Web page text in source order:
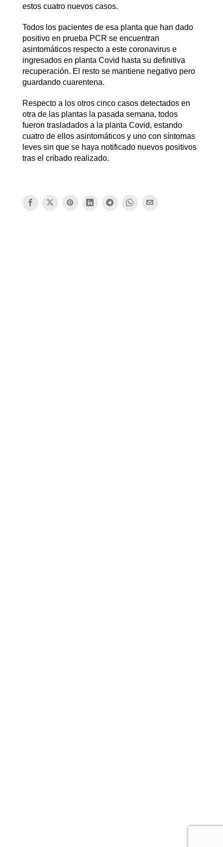
estos cuatro nuevos casos.
Todos los pacientes de esa planta que han dado
positivo en prueba PCR se encuentran
asintomáticos respecto a este coronavirus e
ingresados en planta Covid hasta su definitiva
recuperación. El resto se mantiene negativo pero
guardando cuarentena.
Respecto a los otros cinco casos detectados en
otra de las plantas la pasada semana, todos
fueron trasladados a la planta Covid, estando
cuatro de ellos asintomáticos y uno con síntomas
leves sin que se haya notificado nuevos positivos
tras el cribado realizado.